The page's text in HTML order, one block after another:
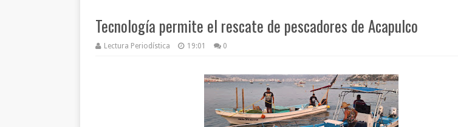
Tecnología permite el rescate de pescadores de Acapulco
Lectura Periodística 19:01 0